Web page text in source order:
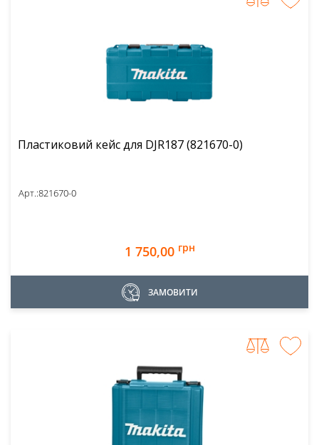
Пластиковий кейс для DJR187 (821670-0)
Арт.:821670-0
1 750,00 грн
ЗАМОВИТИ